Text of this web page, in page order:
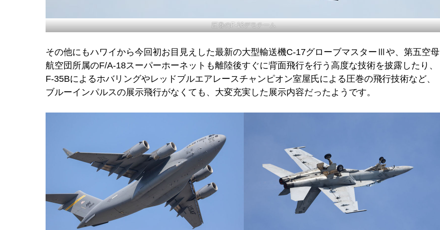
圧巻のF-16デモチーム
その他にもハワイから今回初お目見えした最新の大型輸送機C-17グローブマスターⅢや、第五空母
航空団所属のF/A-18スーパーホーネットも離陸後すぐに背面飛行を行う高度な技術を披露したり、
F-35Bによるホバリングやレッドブルエアレースチャンピオン室屋氏による圧巻の飛行技術など、
ブルーインパルスの展示飛行がなくても、大変充実した展示内容だったようです。